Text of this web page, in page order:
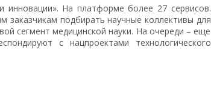
инновации». На платформе более 27 сервисов.
подбирать научные коллективы для
сегмент медицинской науки. На очереди – еще
с нацпроектами технологического